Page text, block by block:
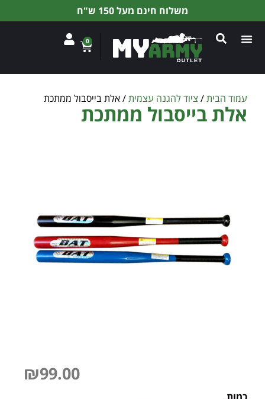
משלוח חינם מעל 150 ש"ח
0
עמוד הבית/ ציוד להגנה עצמית/ אלת בייסבול ממתכת
אלת בייסבול ממתכת
₪99.00